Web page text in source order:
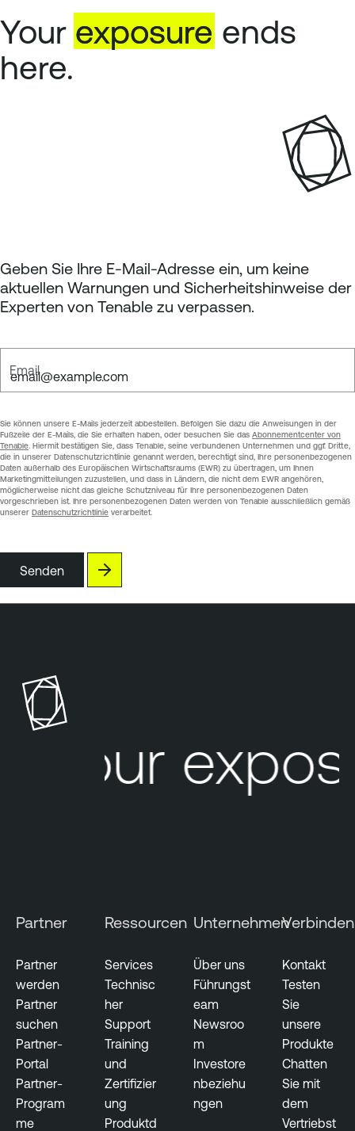
Your exposure ends
here.
Geben Sie Ihre E-Mail-Adresse ein, um keine
aktuellen Warnungen und Sicherheitshinweise der
Experten von Tenable zu verpassen.
Email
Sie können unsere E-Mails jederzeit abbestellen. Befolgen Sie dazu die Anweisungen in der
Fußzeile der E-Mails, die Sie erhalten haben, oder besuchen Sie das Abonnementcenter von
Tenable . Hiermit bestätigen Sie, dass Tenable, seine verbundenen Unternehmen und ggf. Dritte,
die in unserer Datenschutzrichtlinie genannt werden, berechtigt sind, Ihre personenbezogenen
Daten außerhalb des Europäischen Wirtschaftsraums (EWR) zu übertragen, um Ihnen
Marketingmitteilungen zuzustellen, und dass in Ländern, die nicht dem EWR angehören,
möglicherweise nicht das gleiche Schutzniveau für Ihre personenbezogenen Daten
vorgeschrieben ist. Ihre personenbezogenen Daten werden von Tenable ausschließlich gemäß
unserer Datenschutzrichtlinie verarbeitet.
Senden
Your
Partner
Partner
werden
Partner
suchen
Partner-
Portal
Partner-
Program
me
Ressourcen
Services
Technisc
her
Support
Training
und
Zertifizier
ung
Produktd
Unternehmen
Über uns
Führungst
eam
Newsroo
m
Investore
nbeziehu
ngen
Verbinden
Kontakt
Testen
Sie
unsere
Produkte
Chatten
Sie mit
dem
Vertriebst